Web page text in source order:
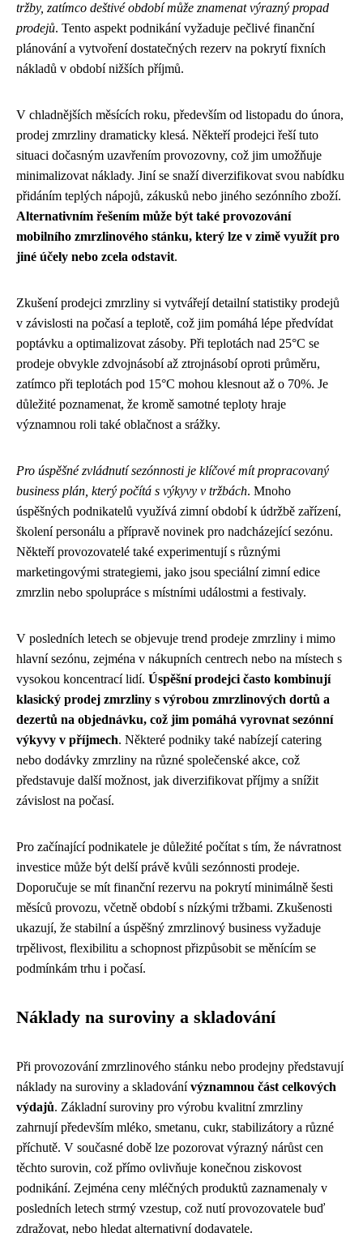
tržby, zatímco deštivé období může znamenat výrazný propad
prodejů. Tento aspekt podnikání vyžaduje pečlivé finanční
plánování a vytvoření dostatečných rezerv na pokrytí fixních
nákladů v období nižších příjmů.
V chladnějších měsících roku, především od listopadu do února,
prodej zmrzliny dramaticky klesá. Někteří prodejci řeší tuto
situaci dočasným uzavřením provozovny, což jim umožňuje
minimalizovat náklady. Jiní se snaží diverzifikovat svou nabídku
přidáním teplých nápojů, zákusků nebo jiného sezónního zboží.
Alternativním řešením může být také provozování
mobilního zmrzlinového stánku, který lze v zimě využít pro
jiné účely nebo zcela odstavit.
Zkušení prodejci zmrzliny si vytvářejí detailní statistiky prodejů
v závislosti na počasí a teplotě, což jim pomáhá lépe předvídat
poptávku a optimalizovat zásoby. Při teplotách nad 25°C se
prodeje obvykle zdvojnásobí až ztrojnásobí oproti průměru,
zatímco při teplotách pod 15°C mohou klesnout až o 70%. Je
důležité poznamenat, že kromě samotné teploty hraje
významnou roli také oblačnost a srážky.
Pro úspěšné zvládnutí sezónnosti je klíčové mít propracovaný
business plán, který počítá s výkyvy v tržbách. Mnoho
úspěšných podnikatelů využívá zimní období k údržbě zařízení,
školení personálu a přípravě novinek pro nadcházející sezónu.
Někteří provozovatelé také experimentují s různými
marketingovými strategiemi, jako jsou speciální zimní edice
zmrzlin nebo spolupráce s místními událostmi a festivaly.
V posledních letech se objevuje trend prodeje zmrzliny i mimo
hlavní sezónu, zejména v nákupních centrech nebo na místech s
vysokou koncentrací lidí. Úspěšní prodejci často kombinují
klasický prodej zmrzliny s výrobou zmrzlinových dortů a
dezertů na objednávku, což jim pomáhá vyrovnat sezónní
výkyvy v příjmech. Některé podniky také nabízejí catering
nebo dodávky zmrzliny na různé společenské akce, což
představuje další možnost, jak diverzifikovat příjmy a snížit
závislost na počasí.
Pro začínající podnikatele je důležité počítat s tím, že návratnost
investice může být delší právě kvůli sezónnosti prodeje.
Doporučuje se mít finanční rezervu na pokrytí minimálně šesti
měsíců provozu, včetně období s nízkými tržbami. Zkušenosti
ukazují, že stabilní a úspěšný zmrzlinový business vyžaduje
trpělivost, flexibilitu a schopnost přizpůsobit se měnícím se
podmínkám trhu i počasí.
Náklady na suroviny a skladování
Při provozování zmrzlinového stánku nebo prodejny představují
náklady na suroviny a skladovánívýznamnou část celkových
výdajů. Základní suroviny pro výrobu kvalitní zmrzliny
zahrnují především mléko, smetanu, cukr, stabilizátory a různé
příchutě. V současné době lze pozorovat výrazný nárůst cen
těchto surovin, což přímo ovlivňuje konečnou ziskovost
podnikání. Zejména ceny mléčných produktů zaznamenaly v
posledních letech strmý vzestup, což nutí provozovatele buď
zdražovat, nebo hledat alternativní dodavatele.